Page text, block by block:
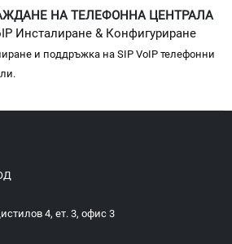
НА ТЕЛЕФОННА ЦЕНТРАЛА
Инсталиране & Конфигуриране
и поддръжка на SIP VoIP телефонни
4, ет. 3, офис 3